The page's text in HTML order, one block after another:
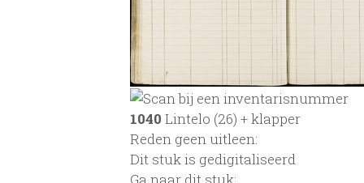
1040 Lintelo (26) + klapper
Reden geen uitleen:
Dit stuk is gedigitaliseerd
Ga naar dit stuk: